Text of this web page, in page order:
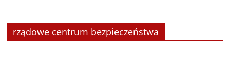
rządowe centrum bezpieczeństwa